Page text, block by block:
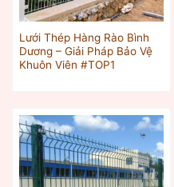
Lưới Thép Hàng Rào Bình
Dương – Giải Pháp Bảo Vệ
Khuôn Viên #TOP1